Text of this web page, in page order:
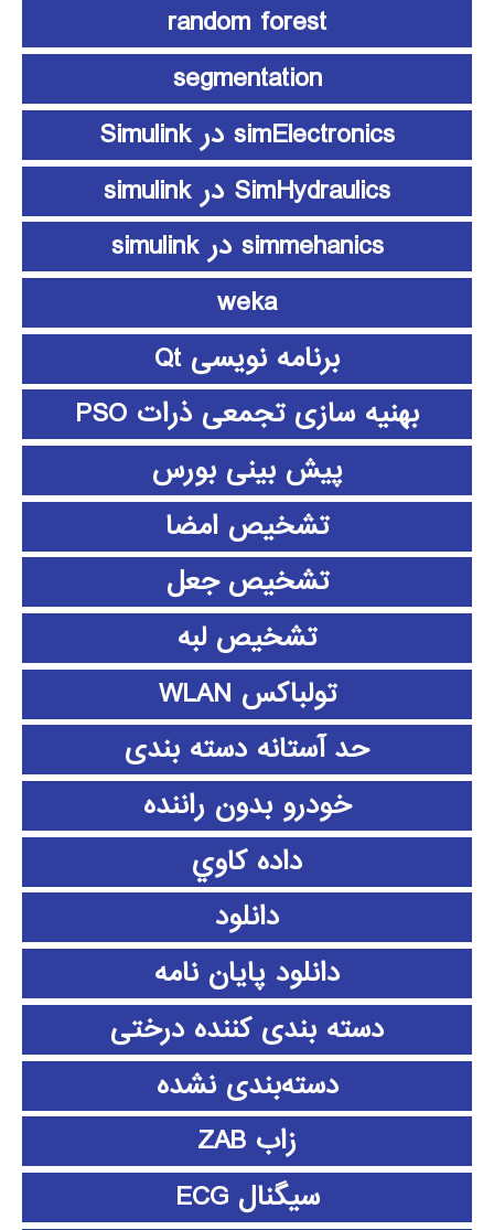
random forest
segmentation
simElectronics در Simulink
SimHydraulics در simulink
simmehanics در simulink
weka
برنامه نویسی Qt
بهنیه سازی تجمعی ذرات PSO
پیش بینی بورس
تشخیص امضا
تشخیص جعل
تشخیص لبه
تولباکس WLAN
حد آستانه دسته بندی
خودرو بدون راننده
داده كاوي
دانلود
دانلود پايان نامه
دسته بندی کننده درختی
دسته‌بندی نشده
زاب ZAB
سیگنال ECG